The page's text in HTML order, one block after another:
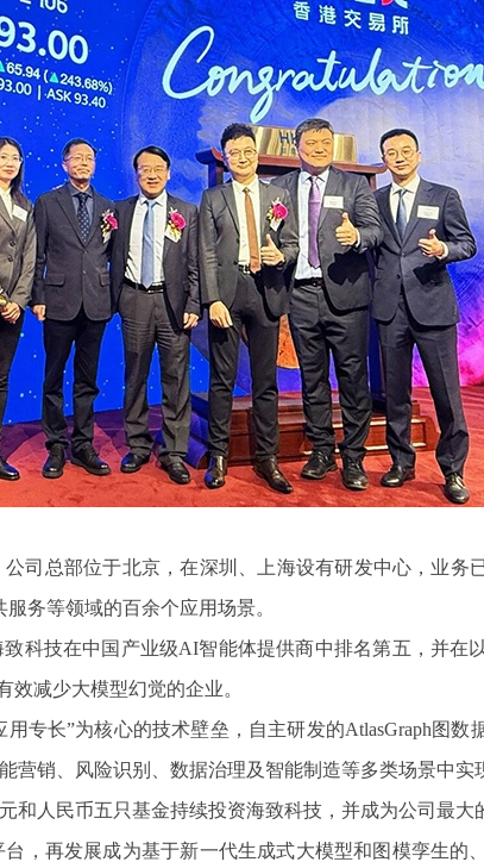
总部位于北京，在深圳、上海设有研发中心，业务
务等领域的百余个应用场景。
技在中国产业级AI智能体提供商中排名第五，并在
效减少大模型幻觉的企业。
长”为核心的技术壁垒，自主研发的AtlasGraph图数
销、风险识别、数据治理及智能制造等多类场景中实
人民币五只基金持续投资海致科技，并成为公司最大
，再发展成为基于新一代生成式大模型和图模孪生的